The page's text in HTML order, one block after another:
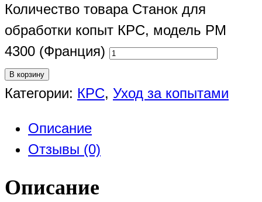
Количество товара Станок для
обработки копыт КРС, модель РМ
4300 (Франция)
В корзину
Категории: КРС, Уход за копытами
Описание
Отзывы (0)
Описание